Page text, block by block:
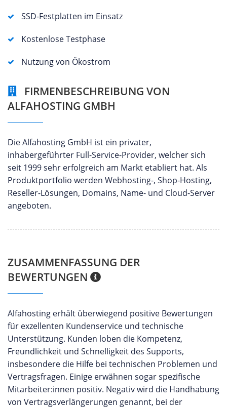
SSD-Festplatten im Einsatz
Kostenlose Testphase
Nutzung von Ökostrom
FIRMENBESCHREIBUNG VON
ALFAHOSTING GMBH
Die Alfahosting GmbH ist ein privater,
inhabergeführter Full-Service-Provider, welcher sich
seit 1999 sehr erfolgreich am Markt etabliert hat. Als
Produktportfolio werden Webhosting-, Shop-Hosting,
Reseller-Lösungen, Domains, Name- und Cloud-Server
angeboten.
ZUSAMMENFASSUNG DER
BEWERTUNGEN
Alfahosting erhält überwiegend positive Bewertungen
für exzellenten Kundenservice und technische
Unterstützung. Kunden loben die Kompetenz,
Freundlichkeit und Schnelligkeit des Supports,
insbesondere die Hilfe bei technischen Problemen und
Vertragsfragen. Einige erwähnen sogar spezifische
Mitarbeiter:innen positiv. Negativ wird die Handhabung
von Vertragsverlängerungen genannt, bei der